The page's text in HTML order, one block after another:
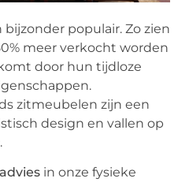
populair. Zo zien
meer verkocht worden
door hun tijdloze
zitmeubelen zijn een
design en vallen op
advies in onze fysieke